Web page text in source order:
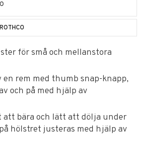
för små och mellanstora
en rem med thumb snap-knapp,
och på med hjälp av
att bära och lätt att dölja under
hölstret justeras med hjälp av